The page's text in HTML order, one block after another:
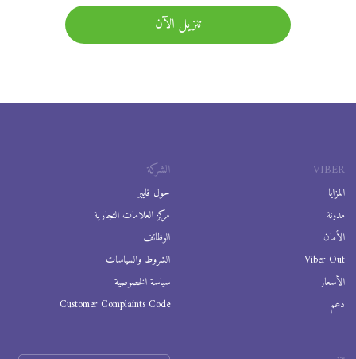
تنزيل الآن
VIBER
المزايا
مدونة
الأمان
Viber Out
الأسعار
دعم
الشركة
حول فايبر
مركز العلامات التجارية
الوظائف
الشروط والسياسات
سياسة الخصوصية
Customer Complaints Code